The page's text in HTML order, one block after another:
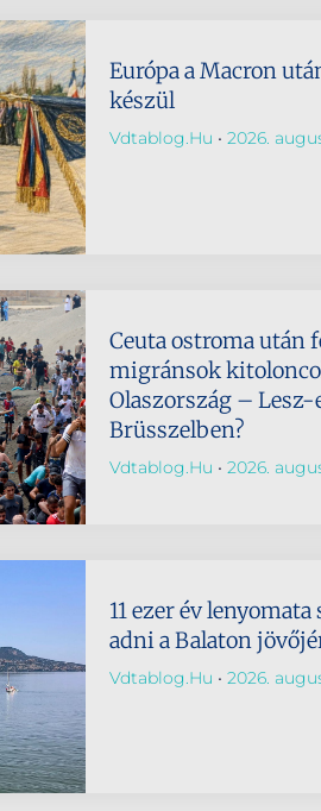
Európa a Macron
készül
Vdtablog.hu 2026.
Ceuta ostroma után
migránsok
Olaszország –
Brüsszelben?
Vdtablog.hu 2026.
11 ezer év
adni a Balaton
Vdtablog.hu 2026.